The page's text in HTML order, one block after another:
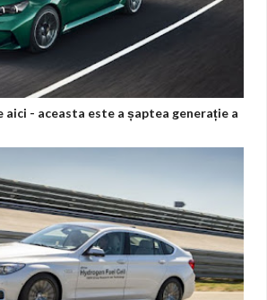
aici - aceasta este a șaptea generație a